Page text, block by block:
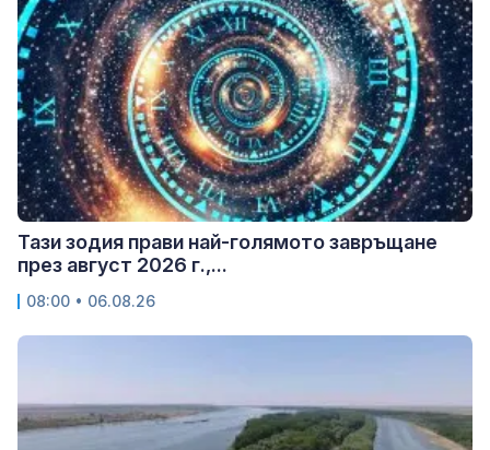
Тази зодия прави най-голямото завръщане
през август 2026 г.,...
08:00 • 06.08.26